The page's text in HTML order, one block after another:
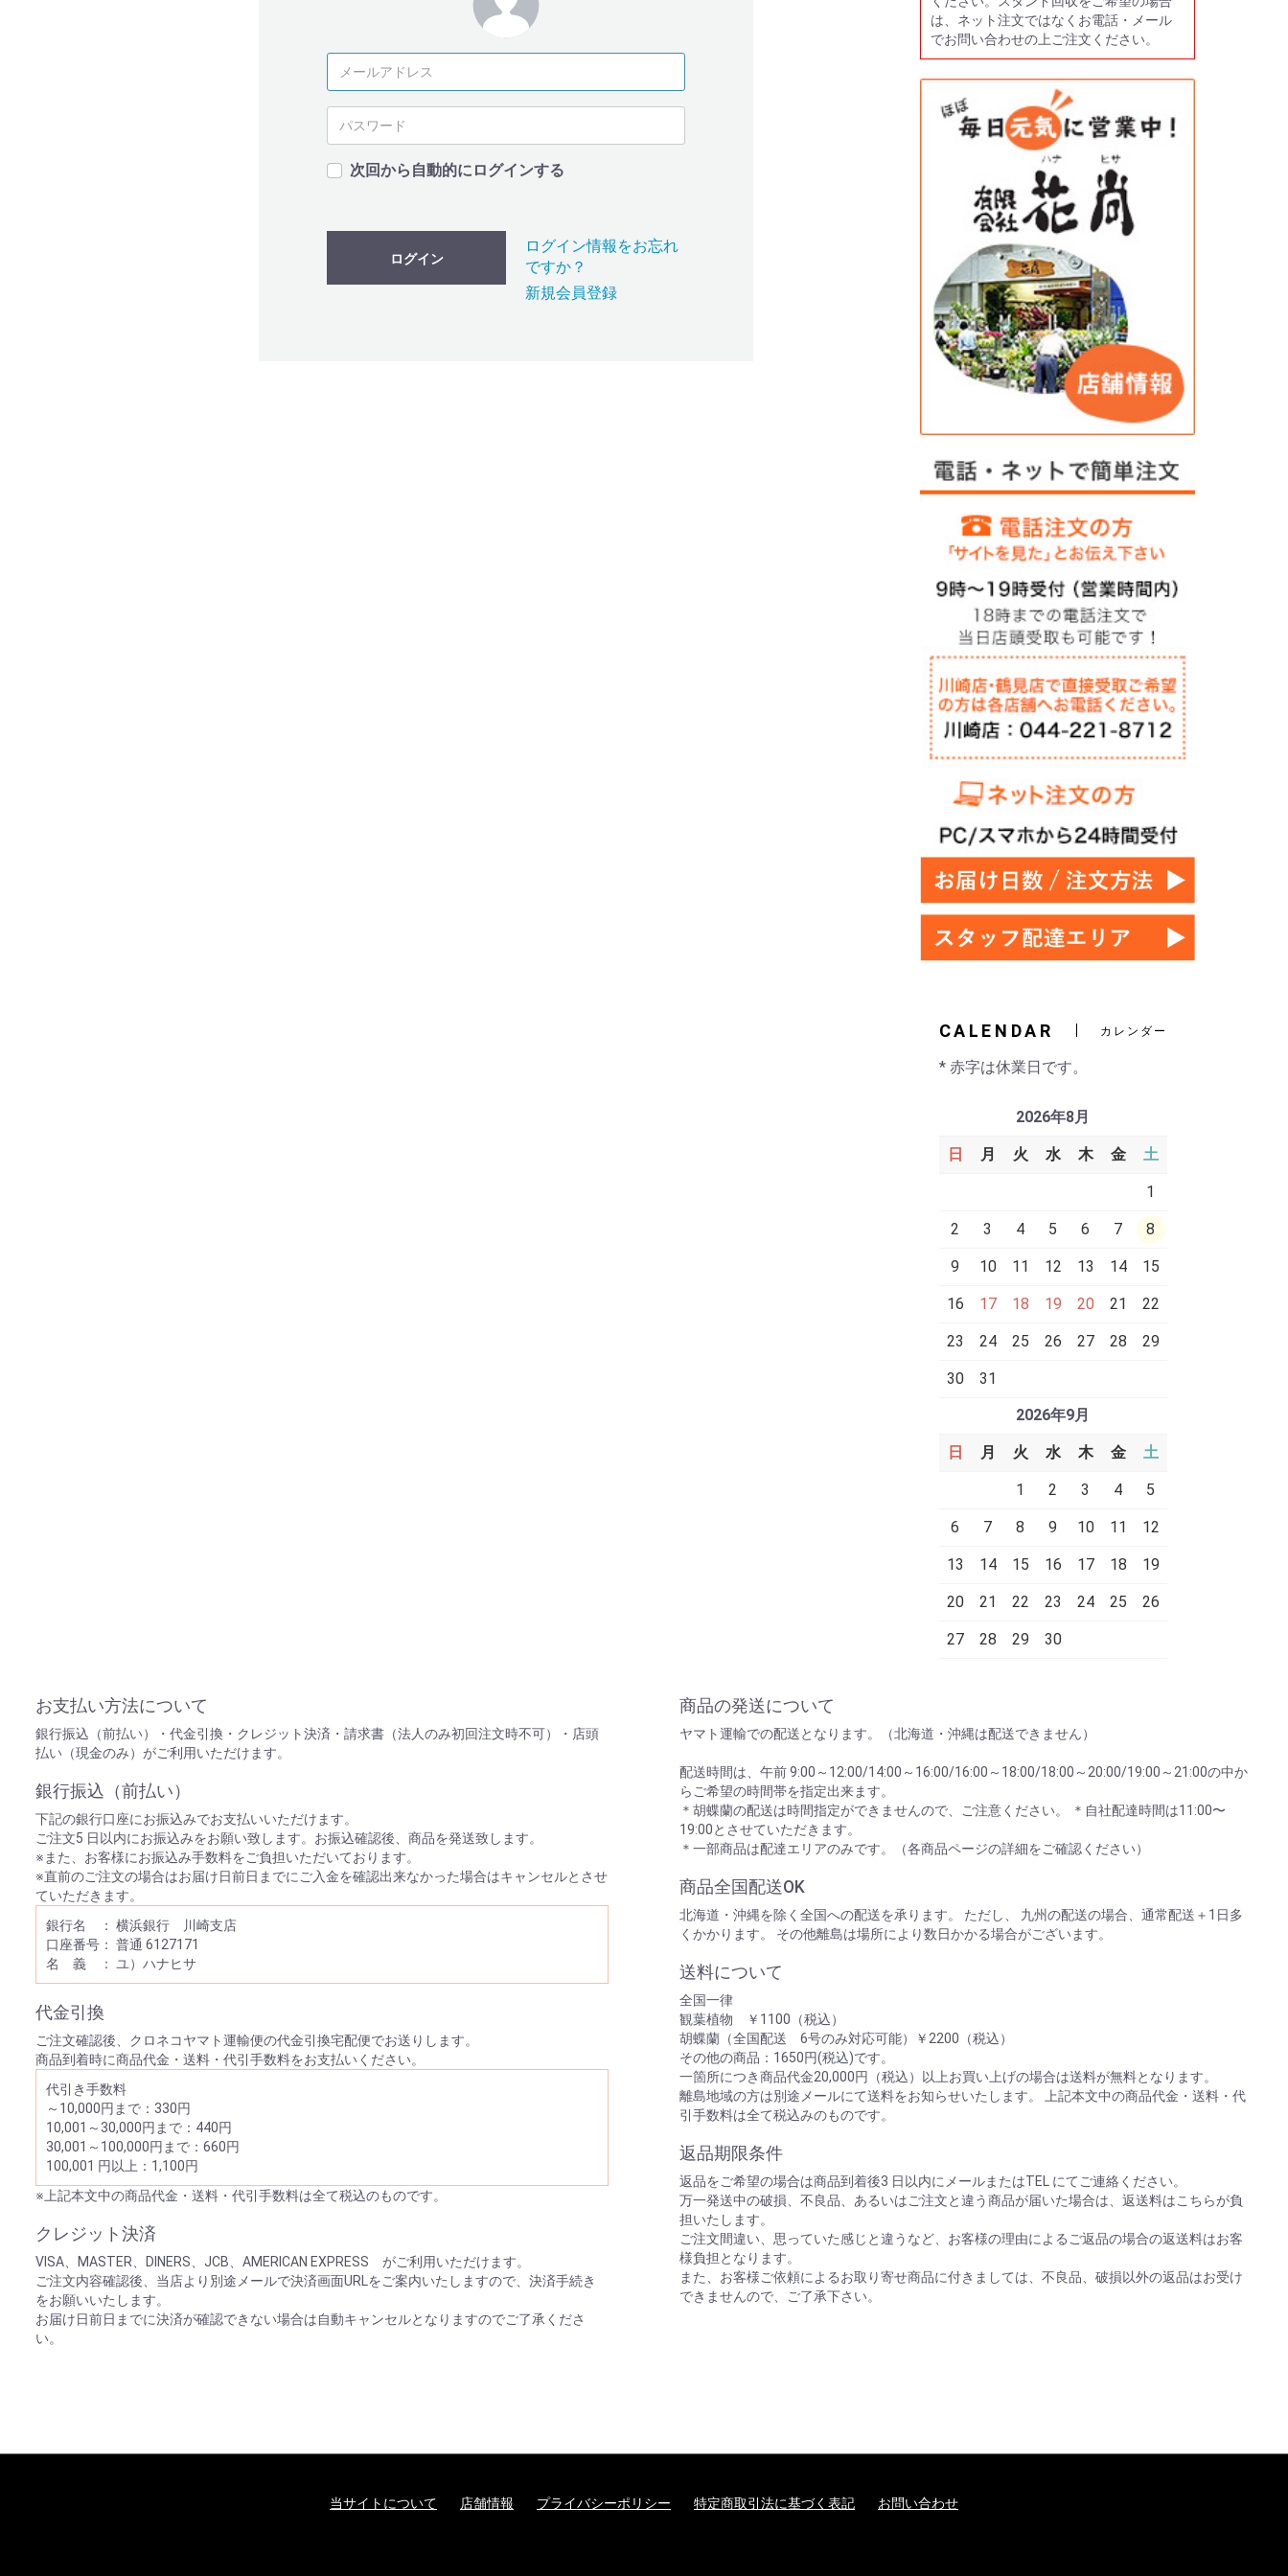
次回から自動的にログインする
ログイン
ログイン情報をお忘れ
ですか？
新規会員登録
は、ネット注文ではなくお電話・メール
でお問い合わせの上ご注文ください。
CALENDAR カレンダー
* 赤字は休業日です。
2026年8月
日 月 火 水 木 金 土
1
2 3 4 5 6 7 8
9 10 11 12 13 14 15
16 17 18 19 20 21 22
23 24 25 26 27 28 29
30
31
2026年9月
日 月 火 水 木 金 土
1 2 3 4 5
6 7 8 9 10 11 12
13 14 15 16 17 18 19
20 21 22 23 24 25 26
27 28 29 30
お支払い方法について
銀行振込（前払い）・代金引換・クレジット決済・請求書（法人のみ初回注文時不可）・店頭
払い（現金のみ）がご利用いただけます。
銀行振込（前払い）
下記の銀行口座にお振込みでお支払いいただけます。
ご注文5 日以内にお振込みをお願い致します。お振込確認後、商品を発送致します。
※また、お客様にお振込み手数料をご負担いただいております。
※直前のご注文の場合はお届け日前日までにご入金を確認出来なかった場合はキャンセルとさせ
ていただきます。
銀行名 ： 横浜銀行 川崎支店
口座番号： 普通 6127171
名 義 ： ユ）ハナヒサ
代金引換
ご注文確認後、クロネコヤマト運輸便の代金引換宅配便でお送りします。
商品到着時に商品代金・送料・代引手数料をお支払いください。
代引き手数料
～10,000円まで：330円
10,001～30,000円まで：440円
30,001～100,000円まで：660円
100,001 円以上：1,100円
※上記本文中の商品代金・送料・代引手数料は全て税込のものです。
クレジット決済
VISA、MASTER、DINERS、JCB、AMERICAN EXPRESS がご利用いただけます。
ご注文内容確認後、当店より別途メールで決済画面URLをご案内いたしますので、決済手続き
をお願いいたします。
お届け日前日までに決済が確認できない場合は自動キャンセルとなりますのでご了承くださ
い。
商品の発送について
ヤマト運輸での配送となります。（北海道・沖縄は配送できません）
配送時間は、午前 9:00～12:00/14:00～16:00/16:00～18:00/18:00～20:00/19:00～21:00の中か
らご希望の時間帯を指定出来ます。
＊胡蝶蘭の配送は時間指定ができませんので、ご注意ください。 ＊自社配達時間は11:00〜
19:00とさせていただきます。
＊一部商品は配達エリアのみです。（各商品ページの詳細をご確認ください）
商品全国配送OK
北海道・沖縄を除く全国への配送を承ります。 ただし、 九州の配送の場合、通常配送＋1日多
くかかります。 その他離島は場所により数日かかる場合がございます。
送料について
全国一律
観葉植物 ￥1100（税込）
胡蝶蘭（全国配送 6号のみ対応可能）￥2200（税込）
その他の商品：1650円(税込)です。
一箇所につき商品代金20,000円（税込）以上お買い上げの場合は送料が無料となります。
離島地域の方は別途メールにて送料をお知らせいたします。 上記本文中の商品代金・送料・代
引手数料は全て税込みのものです。
返品期限条件
返品をご希望の場合は商品到着後3 日以内にメールまたはTEL にてご連絡ください。
万一発送中の破損、不良品、あるいはご注文と違う商品が届いた場合は、返送料はこちらが負
担いたします。
ご注文間違い、思っていた感じと違うなど、お客様の理由によるご返品の場合の返送料はお客
様負担となります。
また、お客様ご依頼によるお取り寄せ商品に付きましては、不良品、破損以外の返品はお受け
できませんので、ご了承下さい。
当サイトについて 店舗情報 プライバシーポリシー 特定商取引法に基づく表記 お問い合わせ